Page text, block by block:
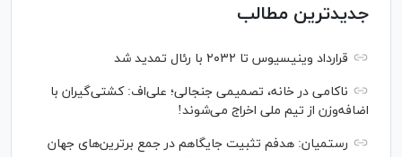
جدیدترین مطالب
قرارداد وینیسیوس تا ۲۰۳۲ با رئال‌ تمدید شد
ناکامی در خانه، تصمیمی جنجالی؛ علی‌اف: کشتی‌گیران با
اضافه‌وزن از تیم ملی اخراج می‌شوند!
رستمیان: هدفم تثبیت جایگاهم در جمع برترین‌های جهان